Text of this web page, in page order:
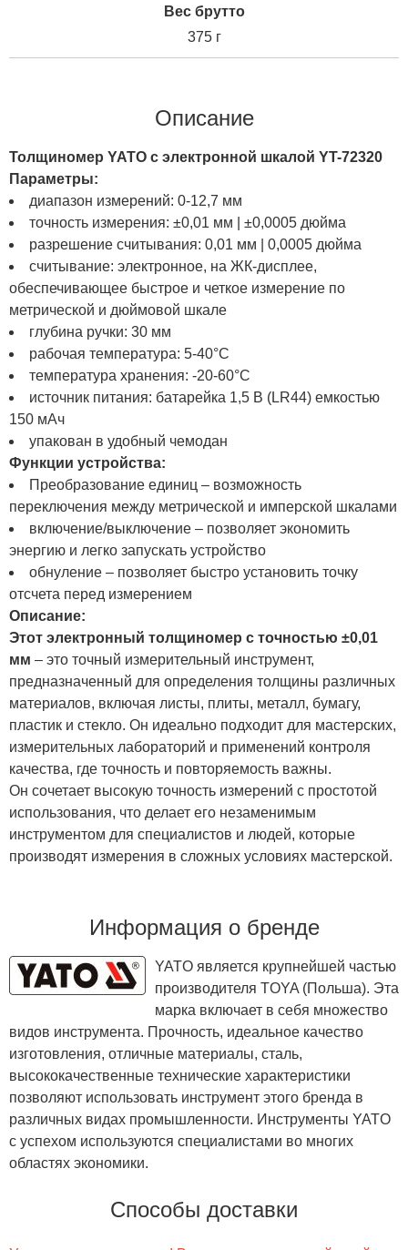
Вес брутто
375 г
Описание
Толщиномер YATO с электронной шкалой YT-72320
Параметры:
диапазон измерений: 0-12,7 мм
точность измерения: ±0,01 мм | ±0,0005 дюйма
разрешение считывания: 0,01 мм | 0,0005 дюйма
считывание: электронное, на ЖК-дисплее,
обеспечивающее быстрое и четкое измерение по
метрической и дюймовой шкале
глубина ручки: 30 мм
рабочая температура: 5-40°C
температура хранения: -20-60°C
источник питания: батарейка 1,5 В (LR44) емкостью
150 мАч
упакован в удобный чемодан
Функции устройства:
Преобразование единиц – возможность
переключения между метрической и имперской шкалами
включение/выключение – позволяет экономить
энергию и легко запускать устройство
обнуление – позволяет быстро установить точку
отсчета перед измерением
Описание:
Этот электронный толщиномер с точностью ±0,01
мм – это точный измерительный инструмент,
предназначенный для определения толщины различных
материалов, включая листы, плиты, металл, бумагу,
пластик и стекло. Он идеально подходит для мастерских,
измерительных лабораторий и применений контроля
качества, где точность и повторяемость важны.
Он сочетает высокую точность измерений с простотой
использования, что делает его незаменимым
инструментом для специалистов и людей, которые
производят измерения в сложных условиях мастерской.
Информация о бренде
YATO является крупнейшей частью
производителя TOYA (Польша). Эта
марка включает в себя множество
видов инструмента. Прочность, идеальное качество
изготовления, отличные материалы, сталь,
высококачественные технические характеристики
позволяют использовать инструмент этого бренда в
различных видах промышленности. Инструменты YATO
с успехом используются специалистами во многих
областях экономики.
Способы доставки